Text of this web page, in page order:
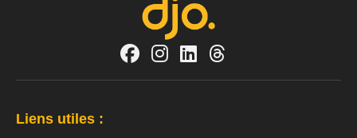
Liens utiles :